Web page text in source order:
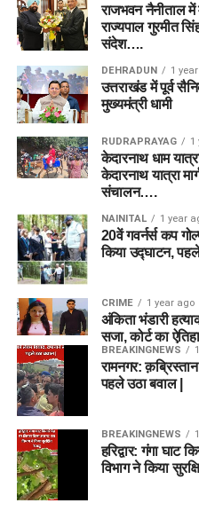
राजभवन नैनीताल में
राज्यपाल गुरमीत
संदेश….
DEHRADUN 1
उत्तराखंड में पूर्व
मुख्यमंत्री धामी
RUDRAPRAYAG 1
केदारनाथ धाम
केदारनाथ यात्रा
संचालन….
NAINITAL 1 year
20वें गवर्नर्स कप
किया उद्घाटन,
CRIME 1 year ago
अंकिता भंडारी
सजा, कोर्ट का
BREAKINGNEWS
रामनगर:
पहले उठा बवाल |
BREAKINGNEWS
हरिद्वार: गंगा घाट
विभाग ने किया